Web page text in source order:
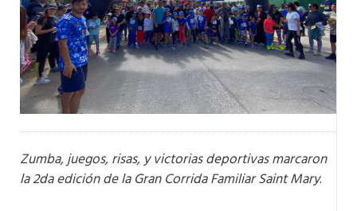
Zumba, juegos, risas, y victorias deportivas marcaron
la 2da edición de la Gran Corrida Familiar Saint Mary.